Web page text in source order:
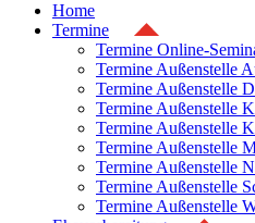
Home
Termine
Termine Online-
Termine Außenstelle
Termine Außenstelle
Termine Außenstelle
Termine Außenstelle
Termine Außenstelle
Termine Außenstelle
Termine Außenstelle
Termine Außenstelle